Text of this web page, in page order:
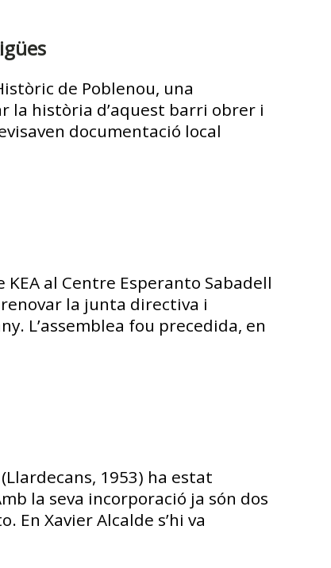
de Poblenou, una
la història d’aquest barri obrer i
documentació local
al Centre Esperanto Sabadell
renovar la junta directiva i
L’assemblea fou precedida, en
1953) ha estat
la seva incorporació ja són dos
En Xavier Alcalde s’hi va